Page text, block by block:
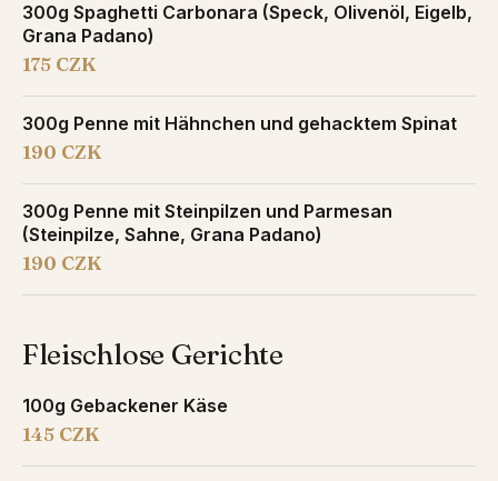
300g Spaghetti Carbonara (Speck, Olivenöl, Eigelb,
Grana Padano)
175 CZK
300g Penne mit Hähnchen und gehacktem Spinat
190 CZK
300g Penne mit Steinpilzen und Parmesan
(Steinpilze, Sahne, Grana Padano)
190 CZK
Fleischlose Gerichte
100g Gebackener Käse
145 CZK